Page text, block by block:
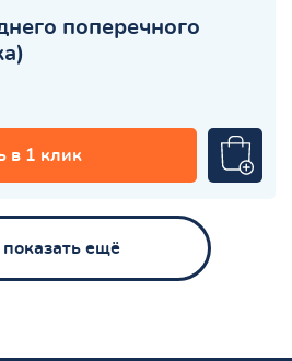
поперечного
в 1 клик
показать ещё